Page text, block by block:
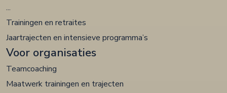
...
Trainingen en retraites
Jaartrajecten en intensieve programma’s
Voor organisaties
Teamcoaching
Maatwerk trainingen en trajecten